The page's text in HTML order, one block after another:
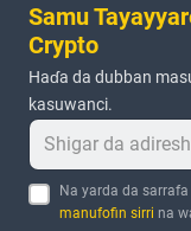
Samu
Crypto
Haɗa da dubban
kasuwanci.
Na yarda da
manufofin sirri na